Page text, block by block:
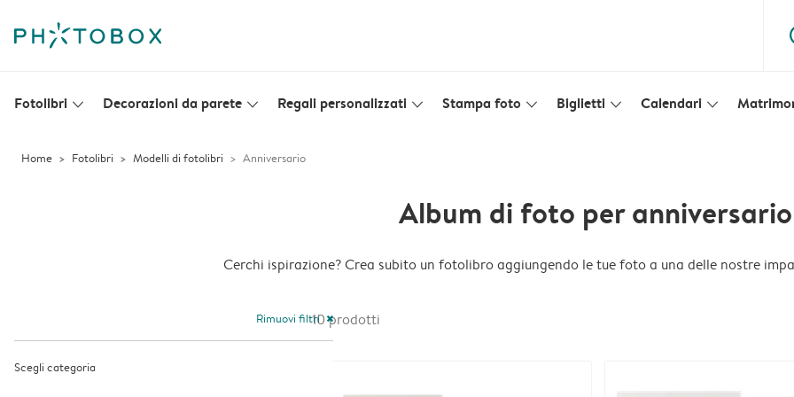
Fotolibri slim_arrow_down Decorazioni da parete slim_arrow_down Regali personalizzati slim_arrow_down Stampa foto slim_arrow_down Biglietti slim_arrow_down Calendari slim_arrow_down
Home Fotolibri Modelli di fotolibri Anniversario
Album di foto per anniversario
Cerchi ispirazione? Crea subito un fotolibro aggiungendo le tue foto a una delle nostre
Scegli categoria
Rimuovi filtri close
10 prodotti